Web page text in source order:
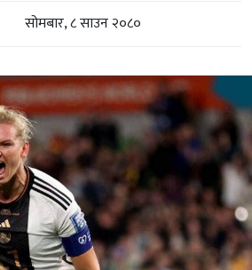
सोमबार, ८ साउन २०८०